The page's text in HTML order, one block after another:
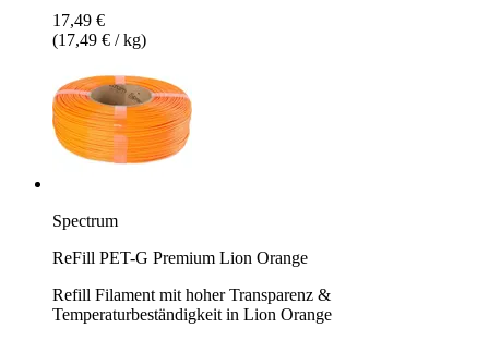
17,49 €
(17,49 € / kg)
Spectrum
ReFill PET-G Premium Lion Orange
Refill Filament mit hoher Transparenz &
Temperaturbeständigkeit in Lion Orange